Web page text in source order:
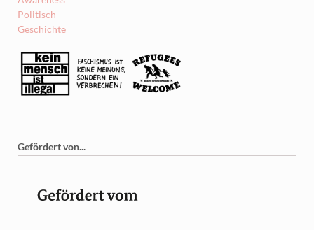
Politisch
Geschichte
Gefördert von...